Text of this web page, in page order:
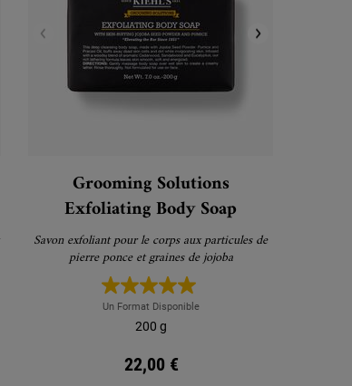
Grooming Solutions
Exfoliating Body Soap
Savon exfoliant pour le corps aux particules de
pierre ponce et graines de jojoba
Un Format Disponible
200 g
22,00 €